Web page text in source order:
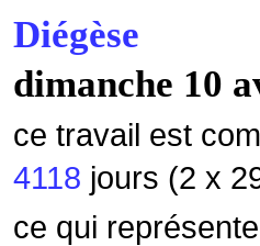
Diégèse
dimanche 10
ce travail est
4118 jours (2 x
ce qui